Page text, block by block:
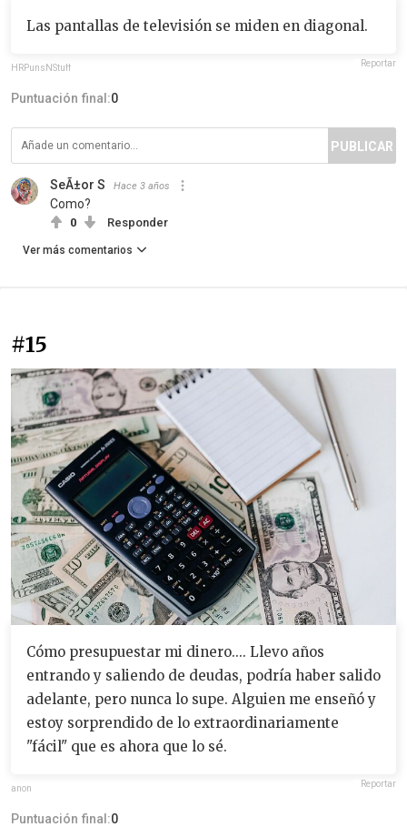
Las pantallas de televisión se miden en diagonal.
HRPunsNStuff Reportar
Puntuación final:0
PUBLICAR
SeÃ±or S Hace 3 años
Como?
0 Responder
Ver más comentarios
#15
Cómo presupuestar mi dinero.... Llevo años
entrando y saliendo de deudas, podría haber salido
adelante, pero nunca lo supe. Alguien me enseñó y
estoy sorprendido de lo extraordinariamente
"fácil" que es ahora que lo sé.
anon Reportar
Puntuación final:0